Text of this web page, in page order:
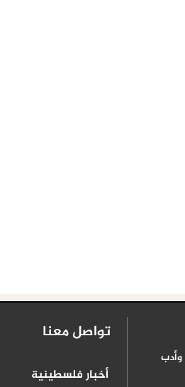
وأدب
تواصل معنا
أخبار فلسطينية